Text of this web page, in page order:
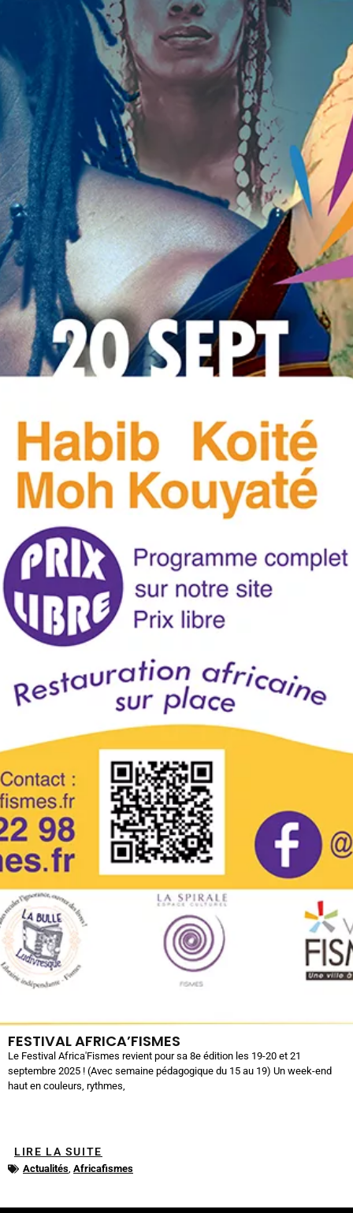
FESTIVAL AFRICA’FISMES
Le Festival Africa'Fismes revient pour sa 8e édition les 19-20 et 21
septembre 2025 ! (Avec semaine pédagogique du 15 au 19) Un week-end
haut en couleurs, rythmes,
LIRE LA SUITE
Actualités, Africafismes